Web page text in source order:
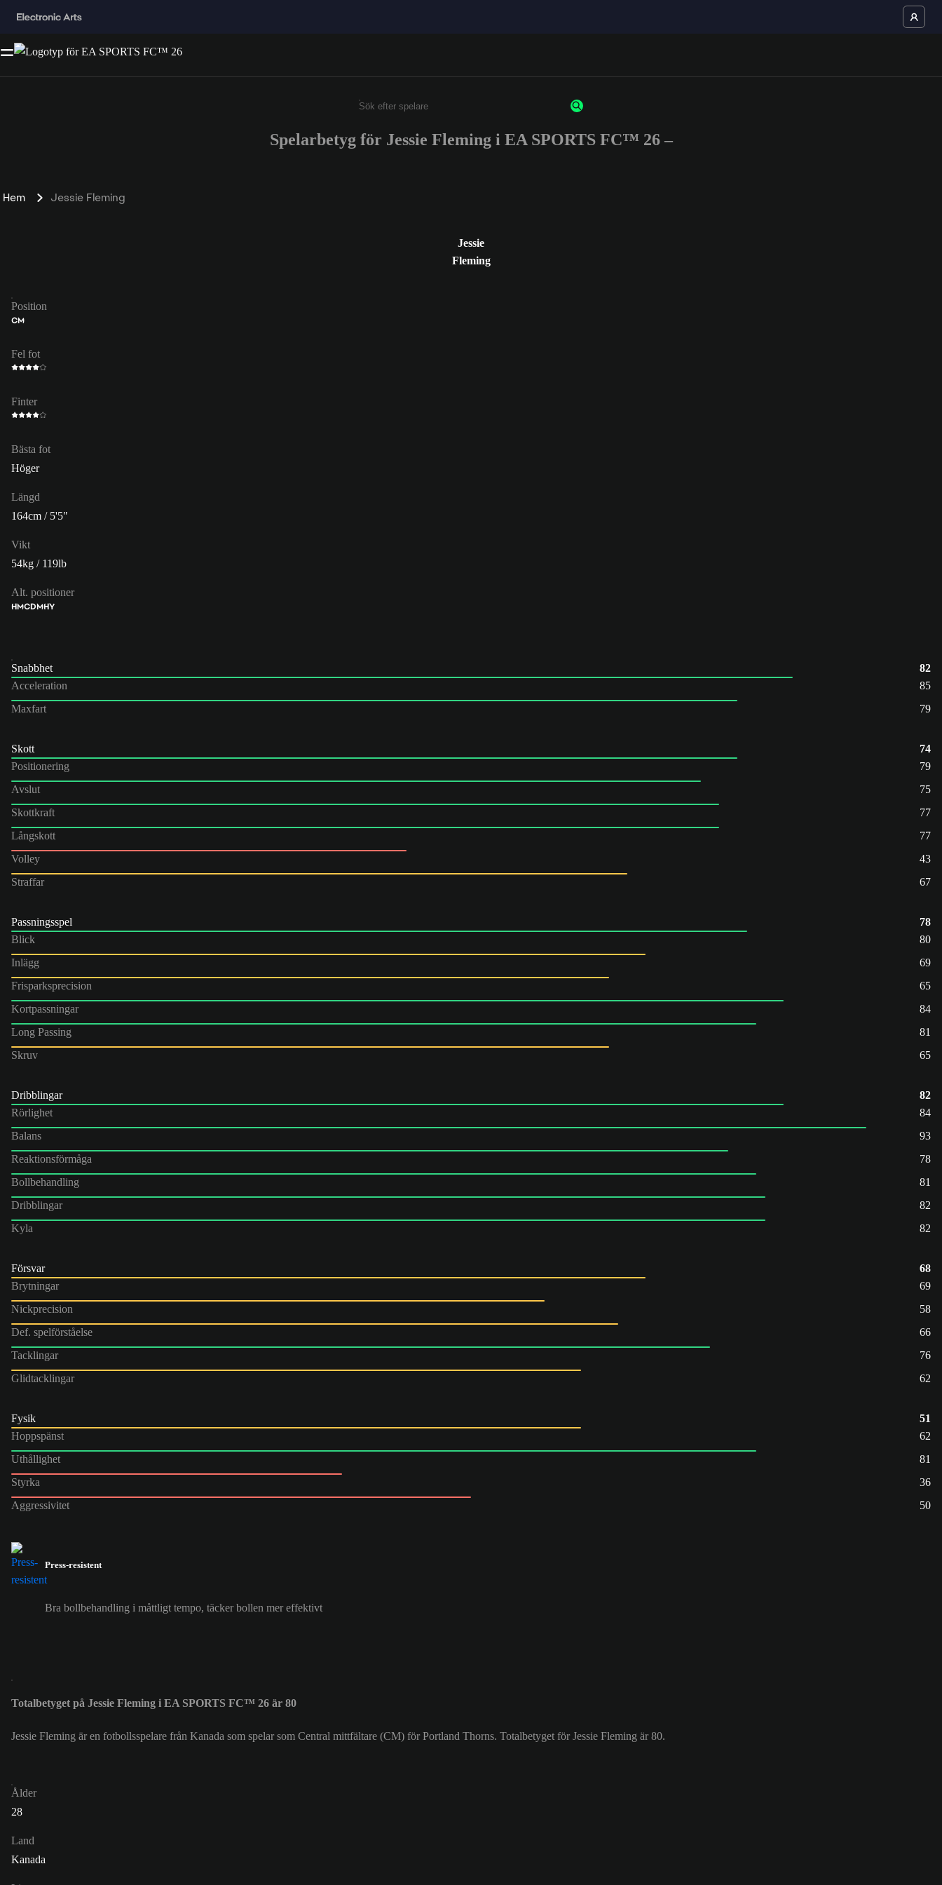
Ange minst 3 tecken eller siffror
Spelarbetyg för Jessie Fleming i EA SPORTS FC™ 26 –
Hem Jessie Fleming
Jessie
Fleming
Position
CM
Fel fot
Finter
Bästa fot
Höger
Längd
164cm / 5'5"
Vikt
54kg / 119lb
Alt. positioner
HMCDMHY
Snabbhet
82
Acceleration
85
Maxfart
79
Skott
74
Positionering
79
Avslut
75
Skottkraft
77
Långskott
77
Volley
43
Straffar
67
Passningsspel
78
Blick
80
Inlägg
69
Frisparksprecision
65
Kortpassningar
84
Long Passing
81
Skruv
65
Dribblingar
82
Rörlighet
84
Balans
93
Reaktionsförmåga
78
Bollbehandling
81
Dribblingar
82
Kyla
82
Försvar
68
Brytningar
69
Nickprecision
58
Def. spelförståelse
66
Tacklingar
76
Glidtacklingar
62
Fysik
51
Hoppspänst
62
Uthållighet
81
Styrka
36
Aggressivitet
50
Press-resistent
Bra bollbehandling i måttligt tempo, täcker bollen mer effektivt
Totalbetyget på Jessie Fleming i EA SPORTS FC™ 26 är 80
Jessie Fleming är en fotbollsspelare från Kanada som spelar som Central mittfältare (CM) för Portland Thorns. Totalbetyget för Jessie Fleming är 80.
Ålder
28
Land
Kanada